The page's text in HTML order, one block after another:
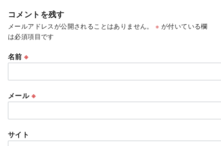
コメントを残す
メールアドレスが公開されることはありません。 ※ が付いている欄
は必須項目です
名前※
メール ※
サイト